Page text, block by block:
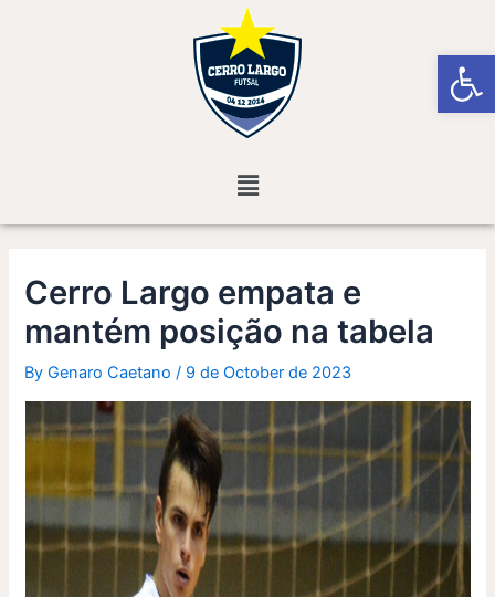
Menu
Cerro Largo empata e
mantém posição na tabela
ByGenaro Caetano/ 9 de October de 2023